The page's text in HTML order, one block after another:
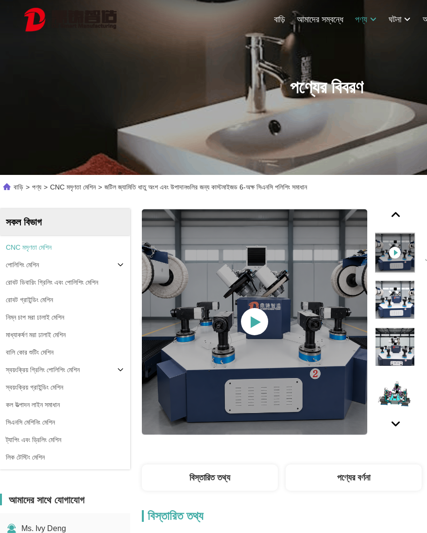
বাড়ি আমাদের সম্বন্ধে পণ্য ঘটনা
পণ্যের বিবরণ
বাড়ি > পণ্য > CNC মসৃণতা মেশিন > জটিল জ্যামিতি ধাতু অংশ এবং উপাদানগুলির জন্য কাস্টমাইজড 6-অক্ষ সিএনসি পলিশিং সমাধান
সকল বিভাগ
CNC মসৃণতা মেশিন
পোলিশিং মেশিন
রোবট ডিবারিং গ্রিলিং এবং পোলিশিং মেশিন
রোবট গ্রাইন্ডিং মেশিন
নিম্ন চাপ মরা ঢালাই মেশিন
মাধ্যাকর্ষণ মরা ঢালাই মেশিন
বালি কোর শুটিং মেশিন
স্বয়ংক্রিয় গ্রিলিং পোলিশিং মেশিন
স্বয়ংক্রিয় গ্রাইন্ডিং মেশিন
কল উত্পাদন লাইন সমাধান
সিএনসি মেশিনিং মেশিন
ট্যাপিং এবং ড্রিলিং মেশিন
লিক টেস্টিং মেশিন
আমাদের সাথে যোগাযোগ
Ms. Ivy Deng
বিস্তারিত তথ্য পণ্যের বর্ণনা
বিস্তারিত তথ্য